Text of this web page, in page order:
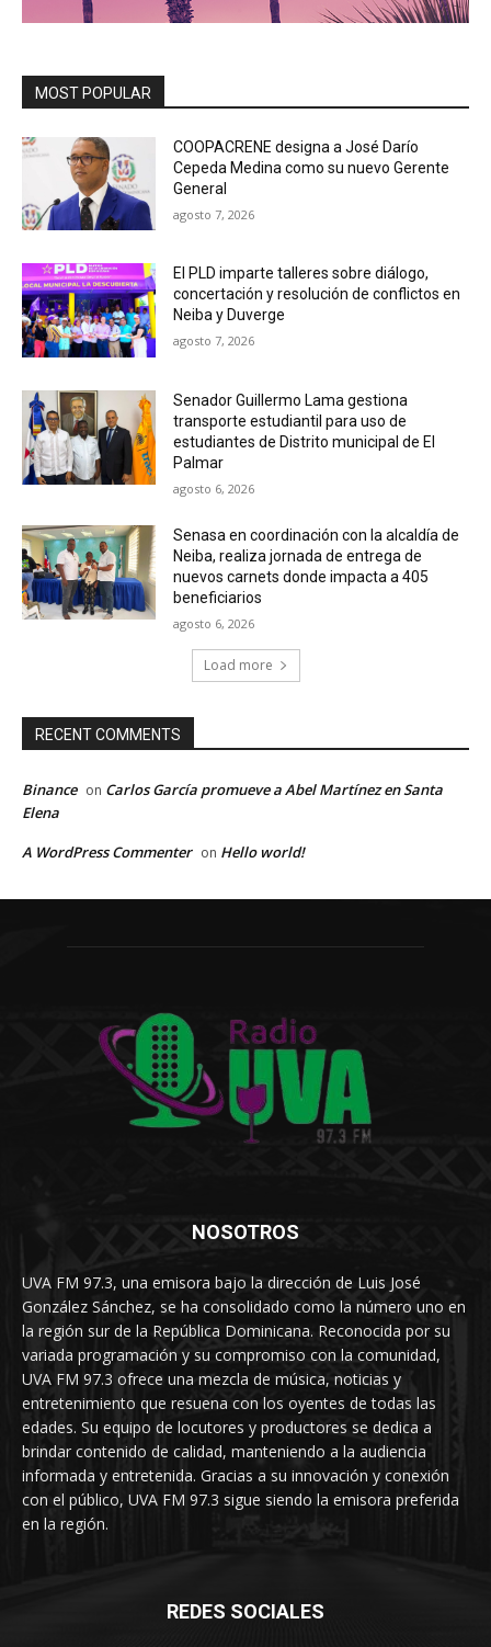
MOST POPULAR
COOPACRENE designa a José Darío
Cepeda Medina como su nuevo Gerente
General
agosto 7, 2026
El PLD imparte talleres sobre diálogo,
concertación y resolución de conflictos en
Neiba y Duverge
agosto 7, 2026
Senador Guillermo Lama gestiona
transporte estudiantil para uso de
estudiantes de Distrito municipal de El
Palmar
agosto 6, 2026
Senasa en coordinación con la alcaldía de
Neiba, realiza jornada de entrega de
nuevos carnets donde impacta a 405
beneficiarios
agosto 6, 2026
Load more
RECENT COMMENTS
Binance on Carlos García promueve a Abel Martínez en Santa
Elena
A WordPress Commenter on Hello world!
NOSOTROS
UVA FM 97.3, una emisora bajo la dirección de Luis José
González Sánchez, se ha consolidado como la número uno en
la región sur de la República Dominicana. Reconocida por su
variada programación y su compromiso con la comunidad,
UVA FM 97.3 ofrece una mezcla de música, noticias y
entretenimiento que resuena con los oyentes de todas las
edades. Su equipo de locutores y productores se dedica a
brindar contenido de calidad, manteniendo a la audiencia
informada y entretenida. Gracias a su innovación y conexión
con el público, UVA FM 97.3 sigue siendo la emisora preferida
en la región.
REDES SOCIALES